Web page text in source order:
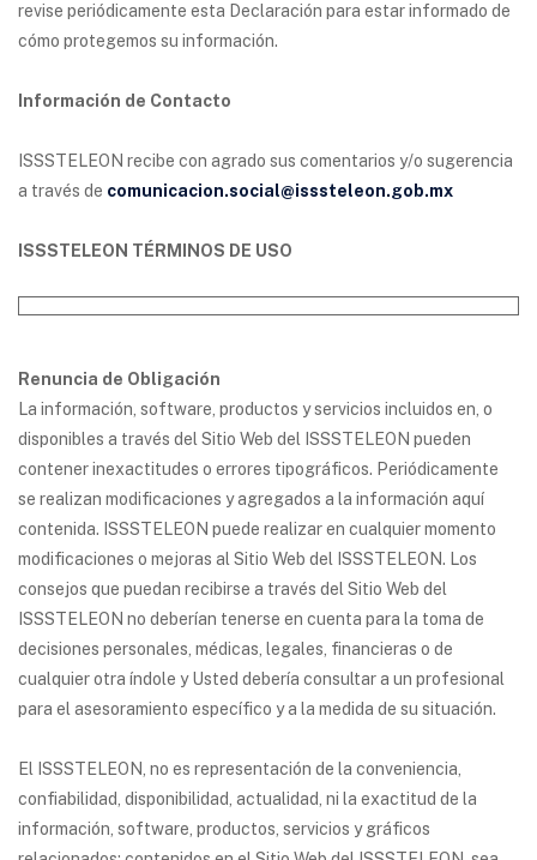
revise periódicamente esta Declaración para estar informado de
cómo protegemos su información.
Información de Contacto
ISSSTELEON recibe con agrado sus comentarios y/o sugerencia
a través de comunicacion.social@isssteleon.gob.mx
ISSSTELEON TÉRMINOS DE USO
Renuncia de Obligación
La información, software, productos y servicios incluidos en, o
disponibles a través del Sitio Web del ISSSTELEON pueden
contener inexactitudes o errores tipográficos. Periódicamente
se realizan modificaciones y agregados a la información aquí
contenida. ISSSTELEON puede realizar en cualquier momento
modificaciones o mejoras al Sitio Web del ISSSTELEON. Los
consejos que puedan recibirse a través del Sitio Web del
ISSSTELEON no deberían tenerse en cuenta para la toma de
decisiones personales, médicas, legales, financieras o de
cualquier otra índole y Usted debería consultar a un profesional
para el asesoramiento específico y a la medida de su situación.
El ISSSTELEON, no es representación de la conveniencia,
confiabilidad, disponibilidad, actualidad, ni la exactitud de la
información, software, productos, servicios y gráficos